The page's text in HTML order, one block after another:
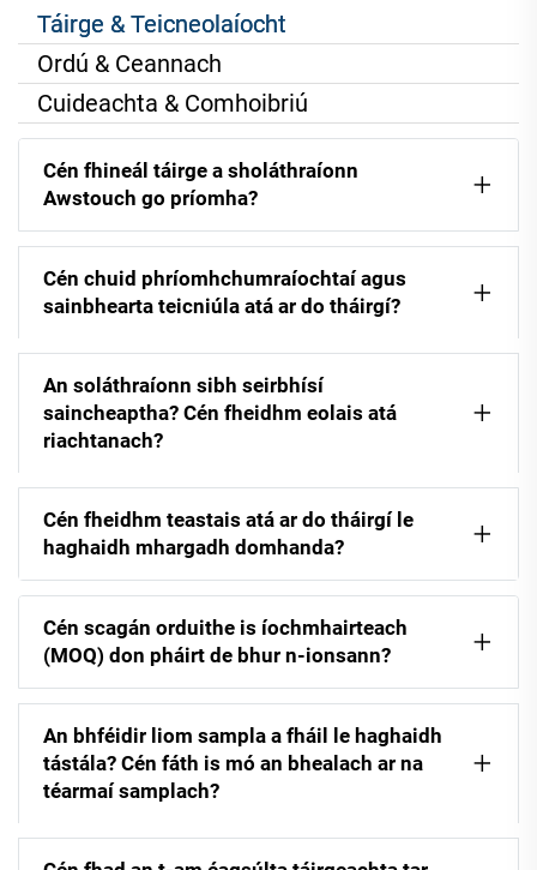
Táirge & Teicneolaíocht
Ordú & Ceannach
Cuideachta & Comhoibriú
Cén fhineál táirge a sholáthraíonn
Awstouch go príomha?
Cén chuid phríomhchumraíochtaí agus
sainbhearta teicniúla atá ar do tháirgí?
An soláthraíonn sibh seirbhísí
saincheaptha? Cén fheidhm eolais atá
riachtanach?
Cén fheidhm teastais atá ar do tháirgí le
haghaidh mhargadh domhanda?
Cén scagán orduithe is íochmhairteach
(MOQ) don pháirt de bhur n-ionsann?
An bhféidir liom sampla a fháil le haghaidh
tástála? Cén fáth is mó an bhealach ar na
téarmaí samplach?